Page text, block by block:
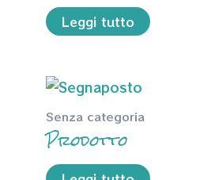
Leggi tutto
Senza categoria
Prodotto